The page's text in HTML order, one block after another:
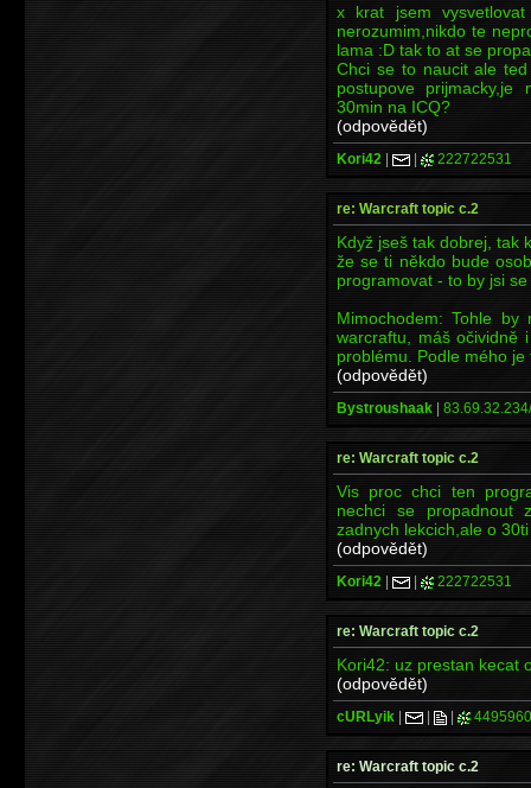
x krat jsem
nerozumim,nikdo te
lama :D tak to at se
Chci se to naucit ale
postupove
30min na ICQ?
(odpovědět)
Kori42 | | 222722531
re: Warcraft topic c.2
Když jseš tak dobrej, tak
že se ti někdo bude
programovat - to by jsi
Mimochodem: Tohle
warcraftu, máš očividně
problému. Podle mého
(odpovědět)
Bystroushaak |
re: Warcraft topic c.2
Vis proc chci ten
nechci se propadnout
zadnych lekcich,ale o
(odpovědět)
Kori42 | | 222722531
re: Warcraft topic c.2
Kori42: uz prestan kecat
(odpovědět)
cURLyik | | |
re: Warcraft topic c.2